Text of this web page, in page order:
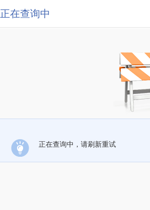
正在查询中
正在查询中，请刷新重试